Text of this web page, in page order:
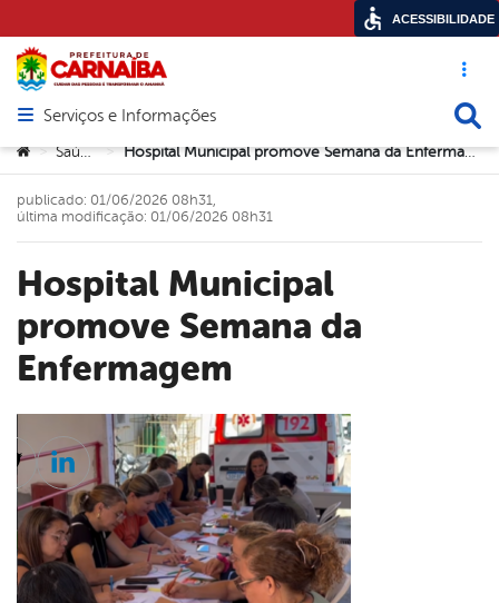
Acesso
Abrir menu principal de navegação
Serviços e Informações
Você está aqui:
> Saúde > Hospital Municipal promove Semana da Enfermagem
Hospital Municipal
promove Semana da
Enfermagem
publicado: 01/06/2026 08h31,
última modificação: 01/06/2026 08h31
Twitter
Linkedin
ACESSIBILIDADE